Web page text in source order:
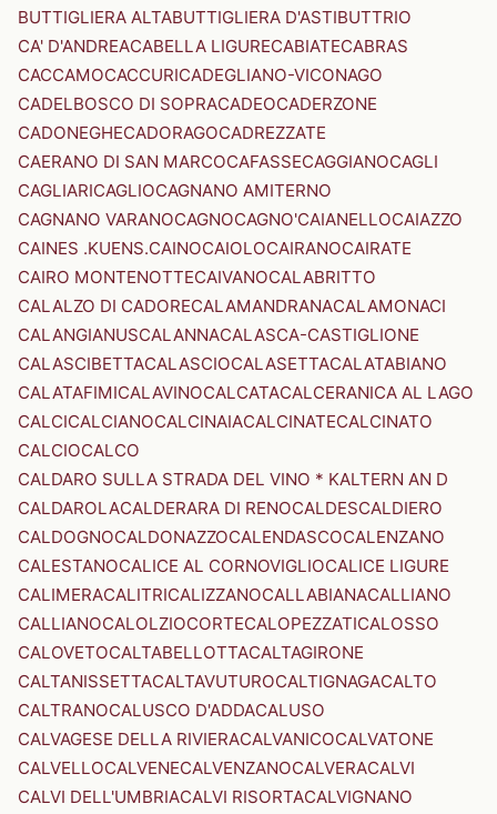
BUTTIGLIERA ALTABUTTIGLIERA D'ASTIBUTTRIO
CA' D'ANDREACABELLA LIGURECABIATECABRAS
CACCAMOCACCURICADEGLIANO-VICONAGO
CADELBOSCO DI SOPRACADEOCADERZONE
CADONEGHECADORAGOCADREZZATE
CAERANO DI SAN MARCOCAFASSECAGGIANOCAGLI
CAGLIARICAGLIOCAGNANO AMITERNO
CAGNANO VARANOCAGNOCAGNO'CAIANELLOCAIAZZO
CAINES .KUENS.CAINOCAIOLOCAIRANOCAIRATE
CAIRO MONTENOTTECAIVANOCALABRITTO
CALALZO DI CADORECALAMANDRANACALAMONACI
CALANGIANUSCALANNACALASCA-CASTIGLIONE
CALASCIBETTACALASCIOCALASETTACALATABIANO
CALATAFIMICALAVINOCALCATACALCERANICA AL LAGO
CALCICALCIANOCALCINAIACALCINATECALCINATO
CALCIOCALCO
CALDARO SULLA STRADA DEL VINO * KALTERN AN D
CALDAROLACALDERARA DI RENOCALDESCALDIERO
CALDOGNOCALDONAZZOCALENDASCOCALENZANO
CALESTANOCALICE AL CORNOVIGLIOCALICE LIGURE
CALIMERACALITRICALIZZANOCALLABIANACALLIANO
CALLIANOCALOLZIOCORTECALOPEZZATICALOSSO
CALOVETOCALTABELLOTTACALTAGIRONE
CALTANISSETTACALTAVUTUROCALTIGNAGACALTO
CALTRANOCALUSCO D'ADDACALUSO
CALVAGESE DELLA RIVIERACALVANICOCALVATONE
CALVELLOCALVENECALVENZANOCALVERACALVI
CALVI DELL'UMBRIACALVI RISORTACALVIGNANO